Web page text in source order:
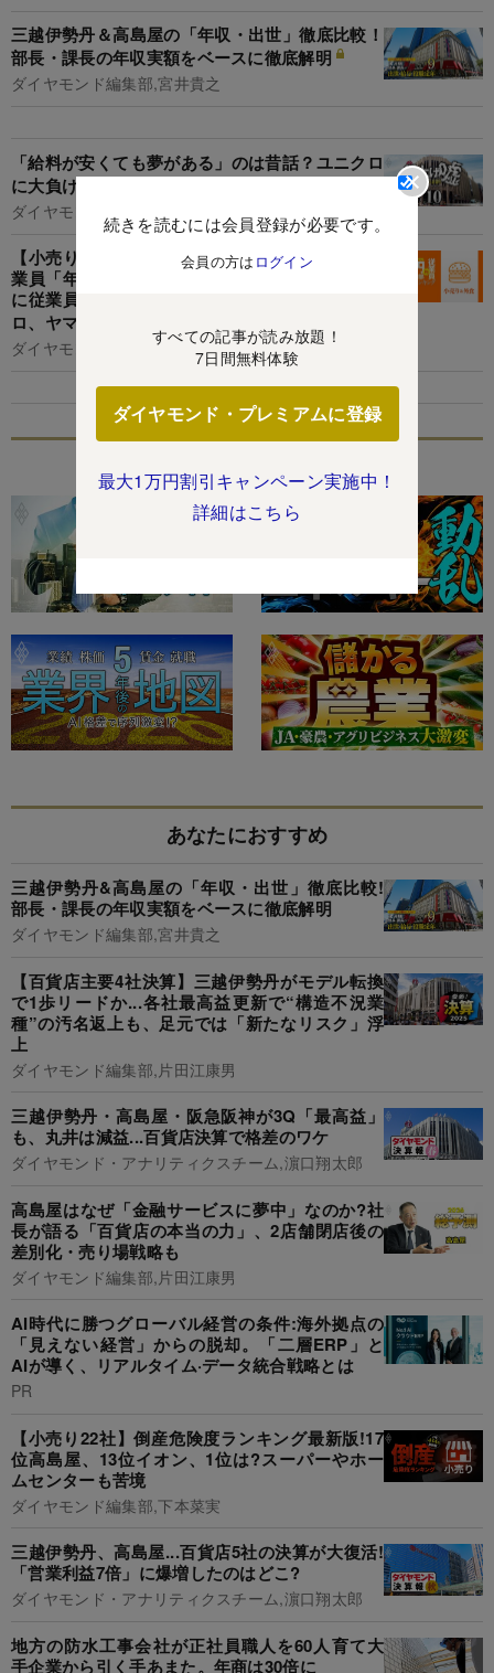
続きを読むには会員登録が必要です。
会員の方は ログイン
すべての記事が読み放題！
7日間無料体験
ダイヤモンド・プレミアムに登録
最大1万円割引キャンペーン実施中！
詳細はこちら
三越伊勢丹＆高島屋の「年収・出世」徹底比較！
部長・課長の年収実額をベースに徹底解明
ダイヤモンド編集部,宮井貴之
「給料が安くても夢がある」のは昔話？ユニクロ
に大負けの大手百貨店“賃上げ＆給料”事情
ダイヤモンド編集部,宮井貴之
【小売り＆外食61人】年収1億円以上の幹部vs従
業員「年収格差」ランキング！2年連続減益なの
に従業員の944倍の年収…セブン＆アイ、ユニク
ロ、ヤマダ、すき家の格差の実態は？
ダイヤモンド編集部,清水理裕
あなたにおすすめ
三越伊勢丹&高島屋の「年収・出世」徹底比較!
部長・課長の年収実額をベースに徹底解明
ダイヤモンド編集部,宮井貴之
【百貨店主要4社決算】三越伊勢丹がモデル転換
で1歩リードか...各社最高益更新で“構造不況業
種”の汚名返上も、足元では「新たなリスク」浮
上
ダイヤモンド編集部,片田江康男
三越伊勢丹・高島屋・阪急阪神が3Q「最高益」
も、丸井は減益...百貨店決算で格差のワケ
ダイヤモンド・アナリティクスチーム,濵口翔太郎
高島屋はなぜ「金融サービスに夢中」なのか?社
長が語る「百貨店の本当の力」、2店舗閉店後の
差別化・売り場戦略も
ダイヤモンド編集部,片田江康男
AI時代に勝つグローバル経営の条件:海外拠点の
「見えない経営」からの脱却。「二層ERP」と
AIが導く、リアルタイム·データ統合戦略とは
PR
【小売り22社】倒産危険度ランキング最新版!17
位高島屋、13位イオン、1位は?スーパーやホー
ムセンターも苦境
ダイヤモンド編集部,下本菜実
三越伊勢丹、高島屋...百貨店5社の決算が大復活!
「営業利益7倍」に爆増したのはどこ?
ダイヤモンド・アナリティクスチーム,濵口翔太郎
地方の防水工事会社が正社員職人を60人育て大
手企業から引く手あまた。年商は30倍に